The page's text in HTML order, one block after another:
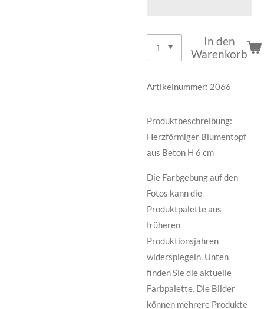
In den
Warenkorb
Artikelnummer: 2066
Produktbeschreibung:
Herzförmiger Blumentopf
aus Beton H 6 cm
Die Farbgebung auf den
Fotos kann die
Produktpalette aus
früheren
Produktionsjahren
widerspiegeln. Unten
finden Sie die aktuelle
Farbpalette. Die Bilder
können mehrere Produkte